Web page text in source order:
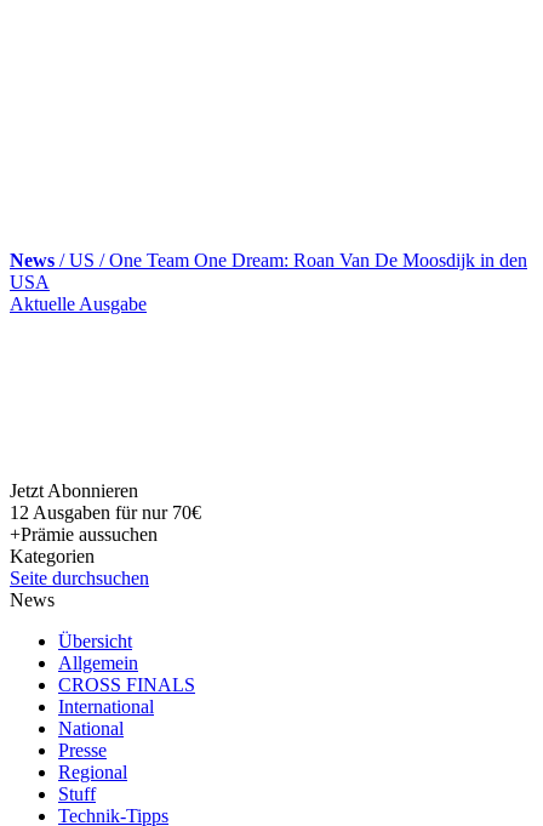
News / US / One Team One Dream: Roan Van De Moosdijk in den
USA
Skip
Aktuelle Ausgabe
Jetzt Abonnieren
12 Ausgaben für nur 70€
+Prämie aussuchen
Kategorien
Seite durchsuchen
News
Übersicht
Allgemein
CROSS FINALS
International
National
Presse
Regional
Stuff
Technik-Tipps